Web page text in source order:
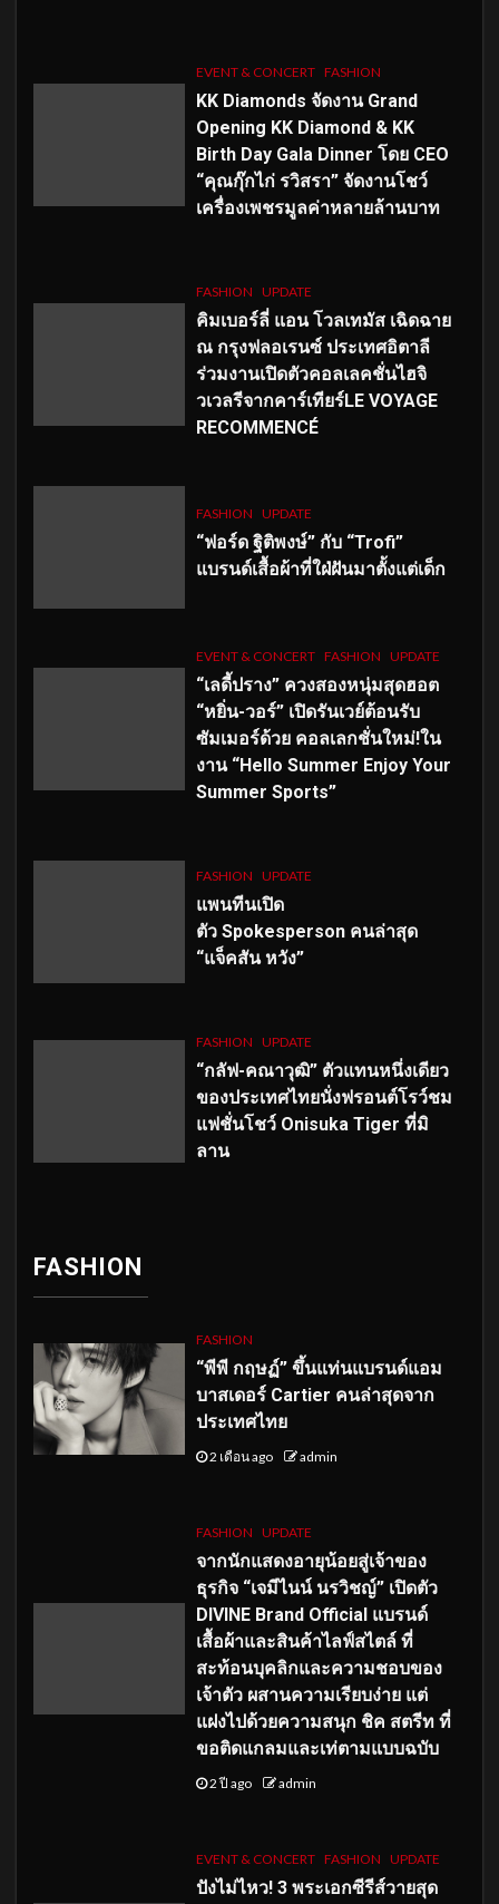
EVENT & CONCERT FASHION
KK Diamonds จัดงาน Grand
Opening KK Diamond & KK
Birth Day Gala Dinner โดย CEO
“คุณกุ๊กไก่ รวิสรา” จัดงานโชว์
เครื่องเพชรมูลค่าหลายล้านบาท
FASHION UPDATE
คิมเบอร์ลี่ แอน โวลเทมัส เฉิดฉาย
ณ กรุงฟลอเรนซ์ ประเทศอิตาลี
ร่วมงานเปิดตัวคอลเลคชั่นไฮจิ
วเวลรีจากคาร์เทียร์LE VOYAGE
RECOMMENCÉ
FASHION UPDATE
“ฟอร์ด ฐิติพงษ์” กับ “Trofi”
แบรนด์เสื้อผ้าที่ใฝ่ฝันมาตั้งแต่เด็ก
EVENT & CONCERT FASHION UPDATE
“เลดี้ปราง” ควงสองหนุ่มสุดฮอต
“หยิ่น-วอร์” เปิดรันเวย์ต้อนรับ
ซัมเมอร์ด้วย คอลเลกชั่นใหม่!ใน
งาน “Hello Summer Enjoy Your
Summer Sports”
FASHION UPDATE
แพนทีนเปิด
ตัว Spokesperson คนล่าสุด
“แจ็คสัน หวัง”
FASHION UPDATE
“กลัฟ-คณาวุฒิ” ตัวแทนหนึ่งเดียว
ของประเทศไทยนั่งฟรอนต์โรว์ชม
แฟชั่นโชว์ Onisuka Tiger ที่มิ
ลาน
FASHION
FASHION
“พีพี กฤษฏ์” ขึ้นแท่นแบรนด์แอม
บาสเดอร์ Cartier คนล่าสุดจาก
ประเทศไทย
2 เดือน ago admin
FASHION UPDATE
จากนักแสดงอายุน้อยสู่เจ้าของ
ธุรกิจ “เจมีไนน์ นรวิชญ์” เปิดตัว
DIVINE Brand Official แบรนด์
เสื้อผ้าและสินค้าไลฟ์สไตล์ ที่
สะท้อนบุคลิกและความชอบของ
เจ้าตัว ผสานความเรียบง่าย แต่
แฝงไปด้วยความสนุก ชิค สตรีท ที่
ขอติดแกลมและเท่ตามแบบฉบับ
2 ปี ago admin
EVENT & CONCERT FASHION UPDATE
ปังไม่ไหว! 3 พระเอกซีรีส์วายสุด